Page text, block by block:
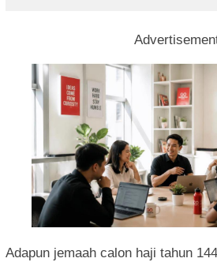
Adapun jemaah calon haji tahun